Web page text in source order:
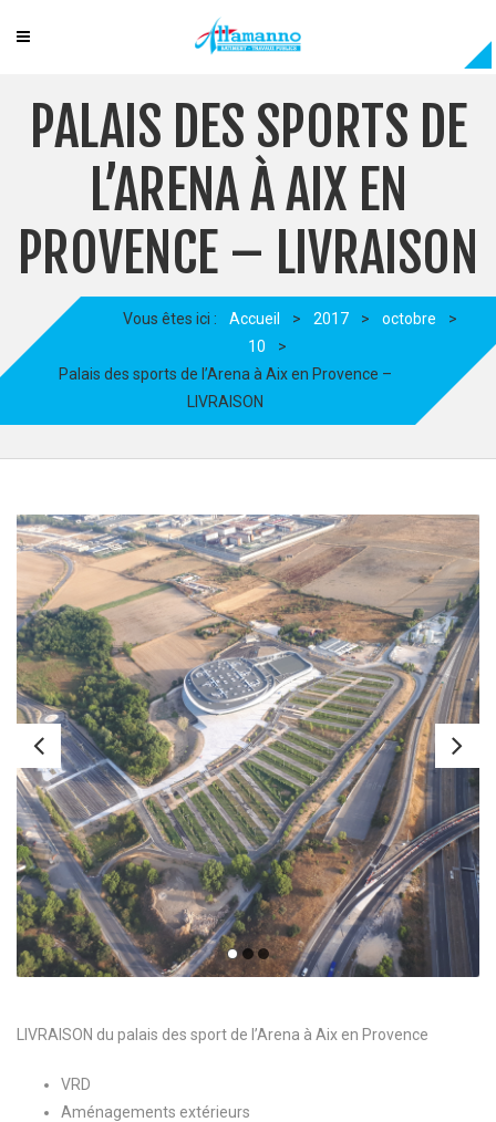
PALAIS DES SPORTS DE
L’ARENA À AIX EN
PROVENCE – LIVRAISON
Vous êtes ici : Accueil > 2017 > octobre
>
10
>
Palais des sports de l’Arena à Aix en Provence –
LIVRAISON
LIVRAISON du palais des sport de l’Arena à Aix en Provence
VRD
Aménagements extérieurs